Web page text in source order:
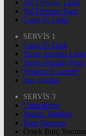
Yol Durumu Light
Yol Durumu Dark
Canlı Tv Light
SERVİS 1
Canlı Tv Dark
Yayın Akışları Light
Yayın Akışları Dark
Nöbetçi Eczaneler
Son Dakika
SERVİS 3
Canlı Borsa
Namaz Vakitleri
Puan Durumu
Örnek Burç Yorumu